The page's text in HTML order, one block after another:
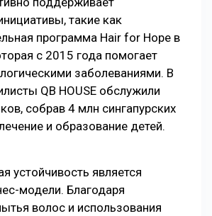
такие как
программа Hair for Hope в
с 2015 года помогает
заболеваниями. В
QB HOUSE обслужили
собрав 4 млн сингапурских
и образование детей.
устойчивость является
модели. Благодаря
волос и использования